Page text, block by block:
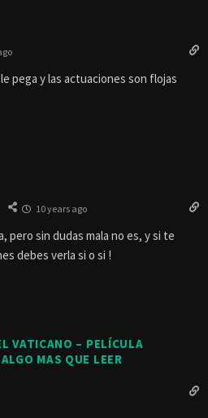
pega y las actuaciones son flojas
10 years ago
pero sin dudas mala no es, y si te
debes verla si o si !
VATICANO – PELÍCULA
MAS QUE LEER